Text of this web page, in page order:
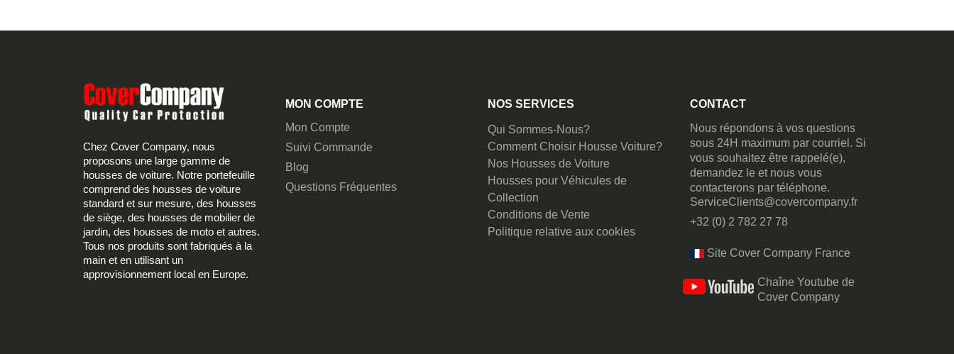
Chez Cover Company, nous
proposons une large gamme de
housses de voiture. Notre portefeuille
comprend des housses de voiture
standard et sur mesure, des housses
de siège, des housses de mobilier de
jardin, des housses de moto et autres.
Tous nos produits sont fabriqués à la
main et en utilisant un
approvisionnement local en Europe.
MON COMPTE
Mon Compte
Suivi Commande
Blog
Questions Fréquentes
NOS SERVICES
Qui Sommes-Nous?
Comment Choisir Housse Voiture?
Nos Housses de Voiture
Housses pour Véhicules de
Collection
Conditions de Vente
Politique relative aux cookies
CONTACT
Nous répondons à vos questions
sous 24H maximum par courriel. Si
vous souhaitez être rappelé(e),
demandez le et nous vous
contacterons par téléphone.
ServiceClients@covercompany.fr
+32 (0) 2 782 27 78
Site Cover Company France
Chaîne Youtube de
Cover Company